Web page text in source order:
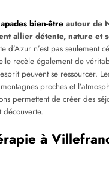
bien-être autour de
allier détente, nature et
d’Azur n’est pas seulement
recèle également de
peuvent se ressourcer.
proches et
permettent de créer des
à